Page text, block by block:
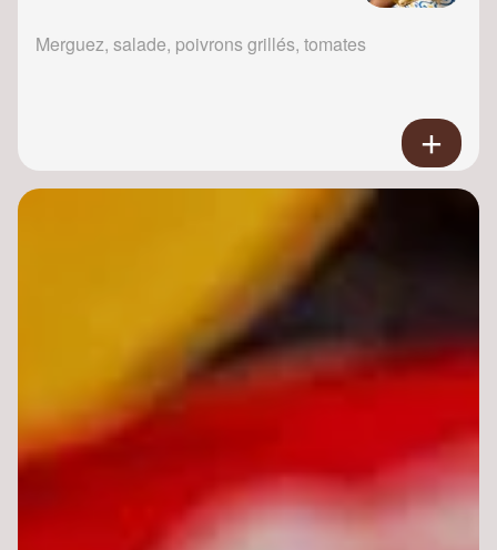
Merguez, salade, poivrons grillés, tomates